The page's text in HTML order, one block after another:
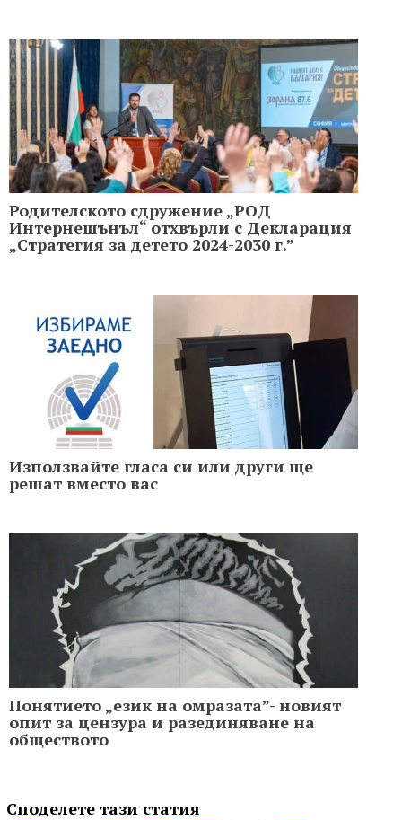
Родителското сдружение „РОД
Интернешънъл“ отхвърли с Декларация
„Стратегия за детето 2024-2030 г.”
Използвайте гласа си или други ще
решат вместо вас
Понятието „език на омразата”- новият
опит за цензура и разединяване на
обществото
Споделете тази статия